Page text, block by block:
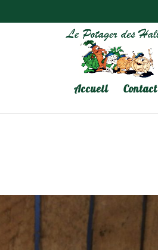
Accueil Contact